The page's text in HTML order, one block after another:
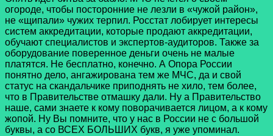
огороде, чтобы посторонние не лезли в «чужой район»,
не «щипали» чужих терпил. Росстат лобирует интересы
систем аккредитации, которые продают аккредитации,
обучают специалистов и экспертов-аудиторов. Также за
оборудование поверенное деньги очень не малые
платятся. Не бесплатно, конечно. А Опора России
понятно дело, ангажирована тем же МЧС, да и свой
статус на скандальчике приподнять не хило, тем более,
что в Правительстве отмашку дали. Ну а Правительство
наше, сами знаете к кому поворачивается лицом, а к кому
жопой. Ну Вы помните, что у нас в России не с большой
буквы, а со ВСЕХ БОЛЬШИХ букв, я уже упоминал.